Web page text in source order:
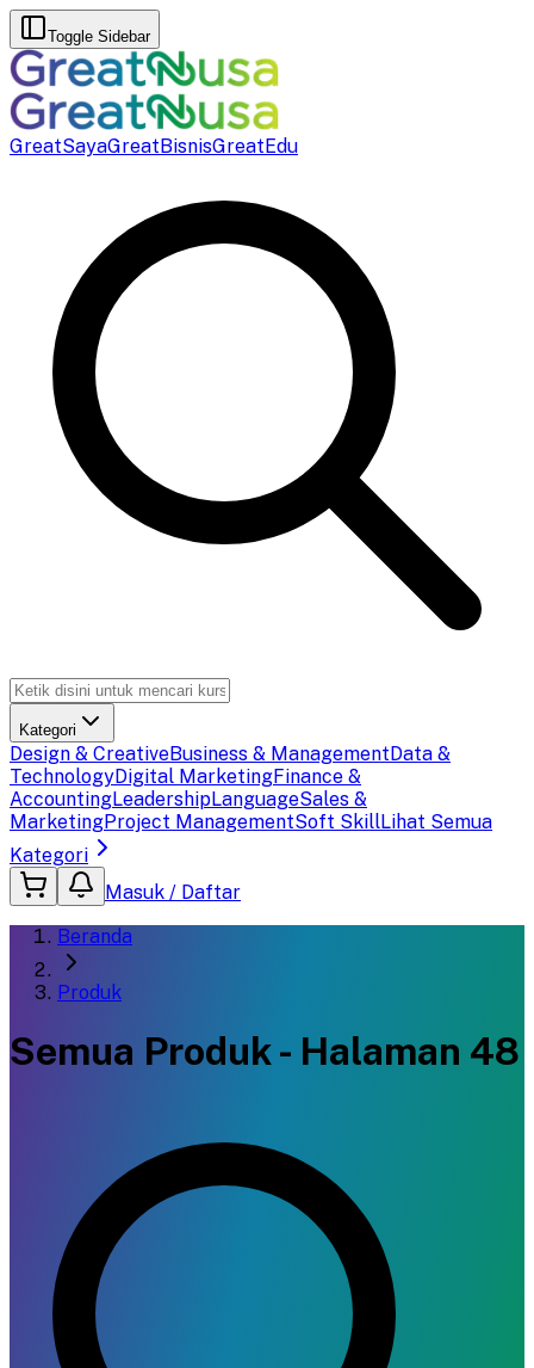
Toggle Sidebar
GreatSayaGreatBisnisGreatEdu
Kategori
Design & CreativeBusiness & ManagementData &
TechnologyDigital MarketingFinance &
AccountingLeadershipLanguageSales &
MarketingProject ManagementSoft SkillLihat Semua
Kategori
Masuk / Daftar
Beranda
Produk
Semua Produk - Halaman 48